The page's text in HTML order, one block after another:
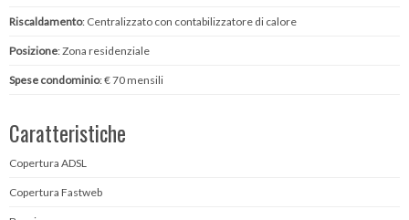
Riscaldamento: Centralizzato con contabilizzatore di calore
Posizione: Zona residenziale
Spese condominio: € 70 mensili
Caratteristiche
Copertura ADSL
Copertura Fastweb